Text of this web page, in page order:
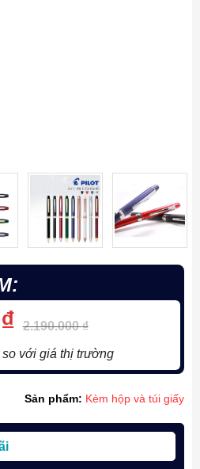
₫ 2.190.000₫
với giá thị trường
Sản phẩm: Kèm hộp và túi giấy